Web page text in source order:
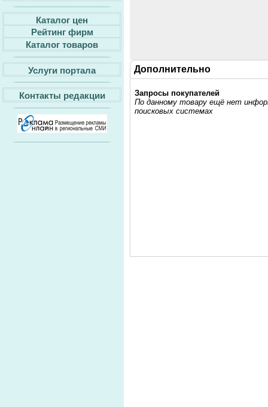
Каталог цен
Рейтинг фирм
Каталог товаров
Услуги портала
Контакты редакции
Дополнительно
Запросы покупателей
По данному товару ещё нет
поисковых системах